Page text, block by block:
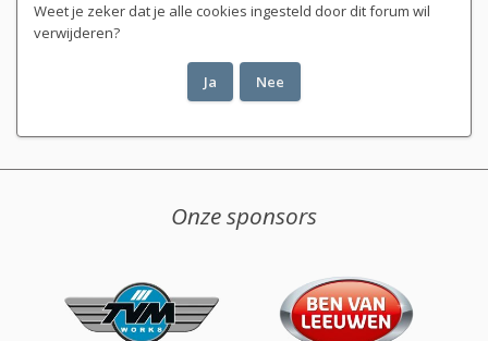
Weet je zeker dat je alle cookies ingesteld door dit forum wil
verwijderen?
Onze sponsors